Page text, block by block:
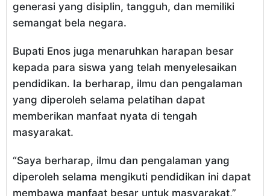
generasi yang disiplin, tangguh, dan memiliki
semangat bela negara.
Bupati Enos juga menaruhkan harapan besar
kepada para siswa yang telah menyelesaikan
pendidikan. Ia berharap, ilmu dan pengalaman
yang diperoleh selama pelatihan dapat
memberikan manfaat nyata di tengah
masyarakat.
“Saya berharap, ilmu dan pengalaman yang
diperoleh selama mengikuti pendidikan ini dapat
membawa manfaat besar untuk masyarakat,”